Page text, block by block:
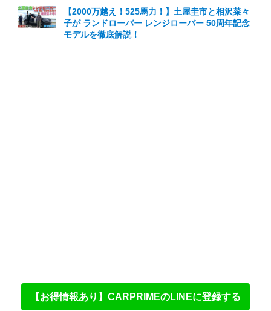
【2000万越え！525馬力！】土屋圭市と相沢菜々
子が ランドローバー レンジローバー 50周年記念
モデルを徹底解説！
【お得情報あり】CARPRIMEのLINEに登録する